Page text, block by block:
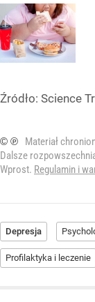
Źródło: Science
© ℗
Materiał
Dalsze
Wprost. Regulamin i
Depresja
Profilaktyka i leczenie